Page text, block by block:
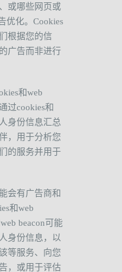
或哪些网页或
优化。 Cookies
根据您的信
广告而非进行
和web
过cookies和
身份信息汇总
，用于分析您
的服务并用于
会有广告商和
和web
web beacon可能
身份信息，以
等服务、向您
，或用于评估